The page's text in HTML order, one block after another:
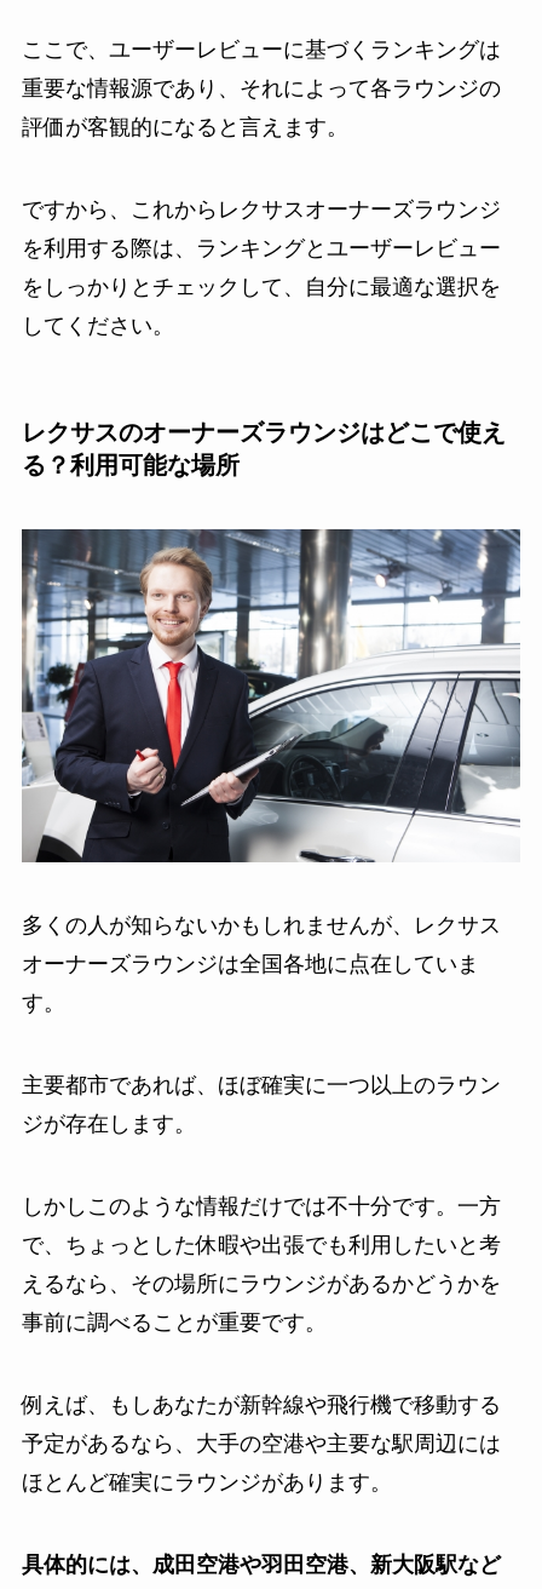
ここで、ユーザーレビューに基づくランキングは
重要な情報源であり、それによって各ラウンジの
評価が客観的になると言えます。
ですから、これからレクサスオーナーズラウンジ
を利用する際は、ランキングとユーザーレビュー
をしっかりとチェックして、自分に最適な選択を
してください。
レクサスのオーナーズラウンジはどこで使え
る？利用可能な場所
多くの人が知らないかもしれませんが、レクサス
オーナーズラウンジは全国各地に点在していま
す。
主要都市であれば、ほぼ確実に一つ以上のラウン
ジが存在します。
しかしこのような情報だけでは不十分です。一方
で、ちょっとした休暇や出張でも利用したいと考
えるなら、その場所にラウンジがあるかどうかを
事前に調べることが重要です。
例えば、もしあなたが新幹線や飛行機で移動する
予定があるなら、大手の空港や主要な駅周辺には
ほとんど確実にラウンジがあります。
具体的には、成田空港や羽田空港、新大阪駅など